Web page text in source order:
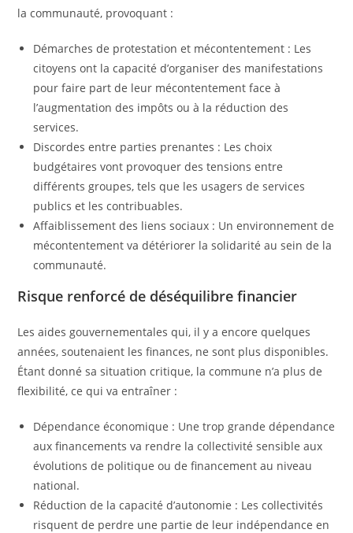
la communauté, provoquant :
Démarches de protestation et mécontentement : Les
citoyens ont la capacité d’organiser des manifestations
pour faire part de leur mécontentement face à
l’augmentation des impôts ou à la réduction des
services.
Discordes entre parties prenantes : Les choix
budgétaires vont provoquer des tensions entre
différents groupes, tels que les usagers de services
publics et les contribuables.
Affaiblissement des liens sociaux : Un environnement de
mécontentement va détériorer la solidarité au sein de la
communauté.
Risque renforcé de déséquilibre financier
Les aides gouvernementales qui, il y a encore quelques
années, soutenaient les finances, ne sont plus disponibles.
Étant donné sa situation critique, la commune n’a plus de
flexibilité, ce qui va entraîner :
Dépendance économique : Une trop grande dépendance
aux financements va rendre la collectivité sensible aux
évolutions de politique ou de financement au niveau
national.
Réduction de la capacité d’autonomie : Les collectivités
risquent de perdre une partie de leur indépendance en